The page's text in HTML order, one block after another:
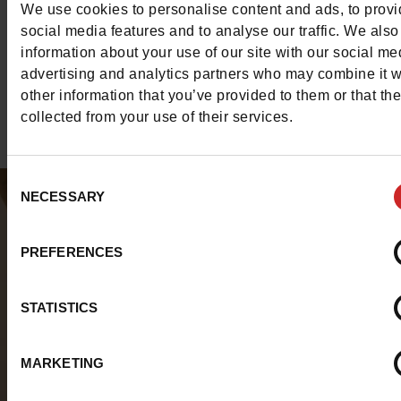
We use cookies to personalise content and ads, to
social media features and to analyse our traffic. We
information about your use of our site with our social
advertising and analytics partners who may combine it
other information that you’ve provided to them or that
collected from your use of their services.
Selection
NECESSARY
PREFERENCES
STATISTICS
MARKETING
grandes filles. Victoria, c'est aussi pour les enfants.
Vers les baskets Victoria fille